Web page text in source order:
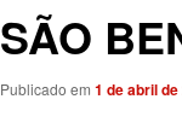
SÃO
Publicado em 1 de abril